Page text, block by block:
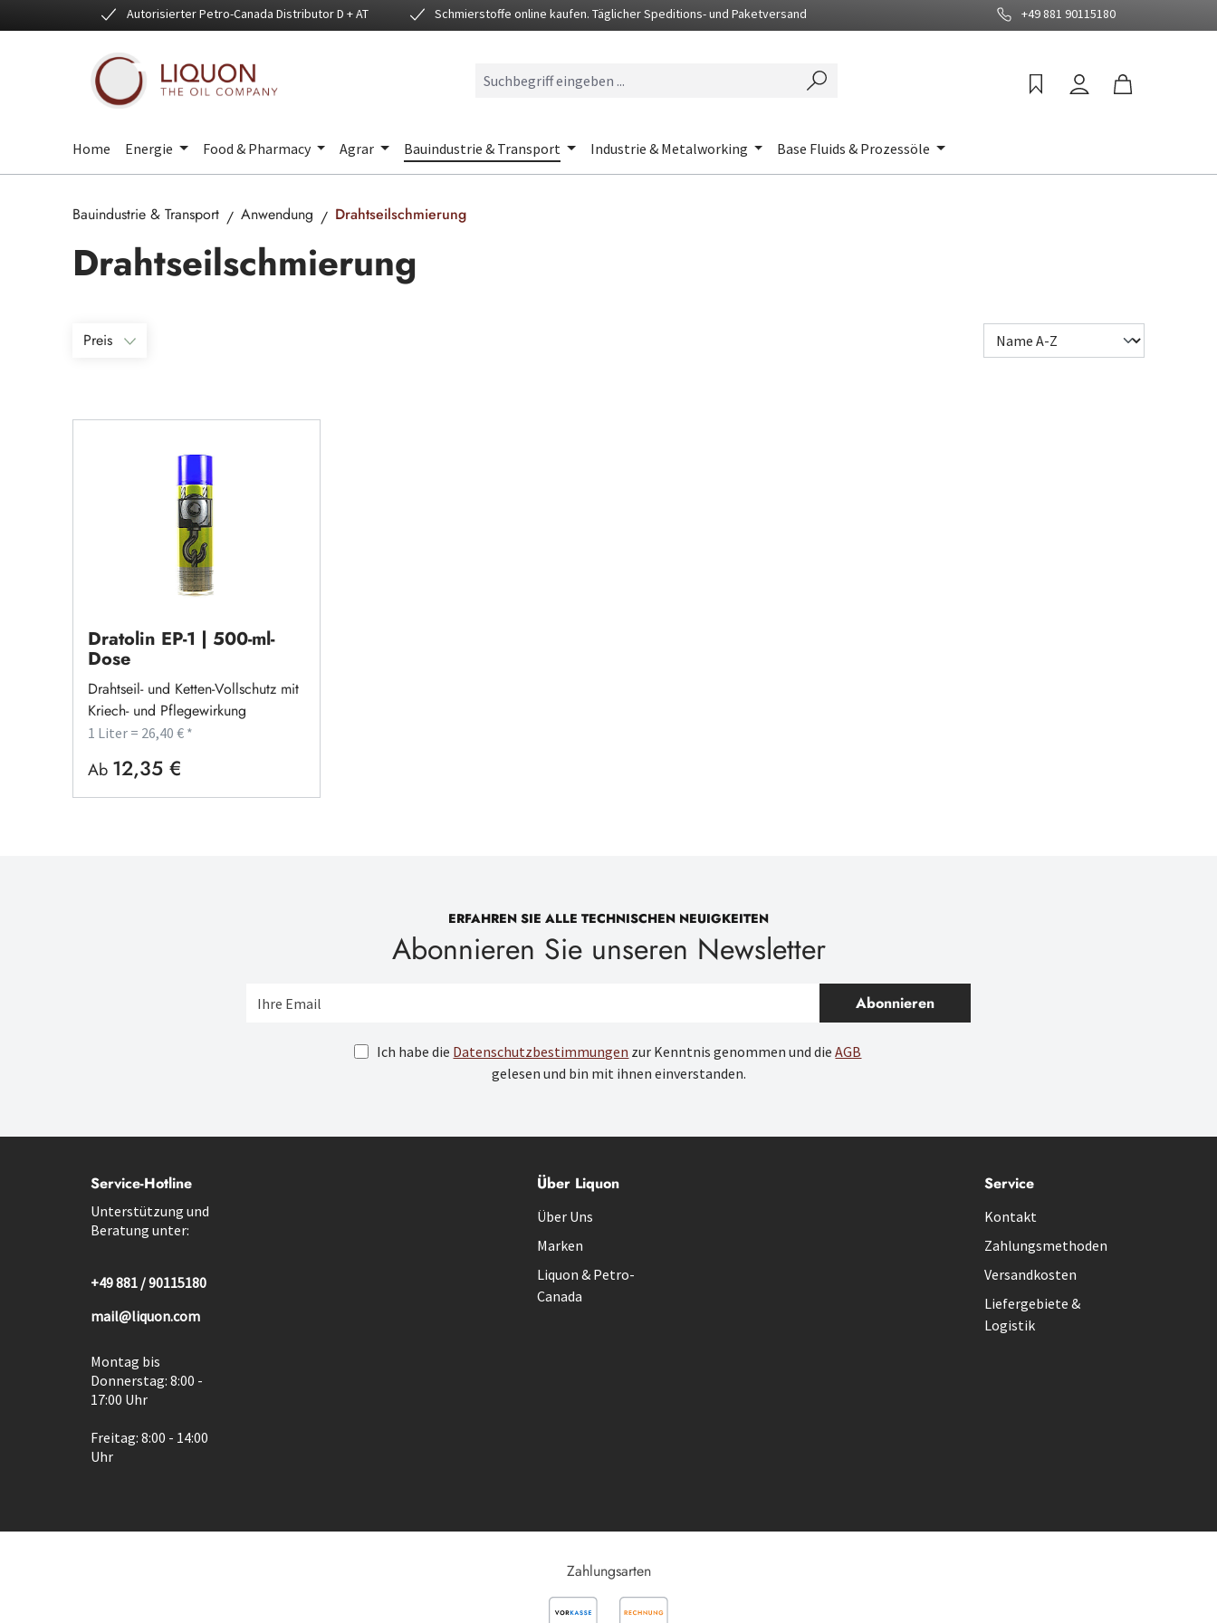
Hauptinhalt springen
Zur Suche springen
Zur Hauptnavigation springenAutorisierter Petro-Canada Distributor D + AT Schmierstoffe online kaufen. Täglicher Speditions- und Paketversand +49 881 90115180
Home Energie Food & Pharmacy Agrar Bauindustrie & Transport Industrie & Metalworking Base Fluids & Prozessöle
Bauindustrie & Transport Anwendung Drahtseilschmierung
Drahtseilschmierung
Preis
Dratolin EP-1 | 500-ml-
Dose
Drahtseil- und Ketten-Vollschutz mit
Kriech- und Pflegewirkung
1 Liter = 26,40 € *
Regulärer Preis:
Ab 12,35 €
ERFAHREN SIE ALLE TECHNISCHEN NEUIGKEITEN
Abonnieren Sie unseren Newsletter
Abonnieren
Ich habe die Datenschutzbestimmungen zur Kenntnis genommen und dieAGB
gelesen und bin mit ihnen einverstanden.
Service-Hotline
Unterstützung und
Beratung unter:
+49 881 / 90115180
mail@liquon.com
Montag bis
Donnerstag: 8:00 -
17:00 Uhr
Freitag: 8:00 - 14:00
Uhr
Über Liquon
Über Uns
Marken
Liquon & Petro-
Canada
Service
Kontakt
Zahlungsmethoden
Versandkosten
Liefergebiete &
Logistik
Zahlungsarten